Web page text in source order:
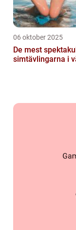
06 oktober 2025
De mest
simtävlingarna i